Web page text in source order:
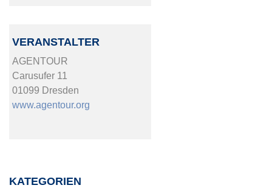
VERANSTALTER
AGENTOUR
Carusufer 11
01099 Dresden
www.agentour.org
KATEGORIEN